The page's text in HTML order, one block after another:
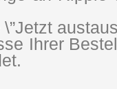
Ihrer